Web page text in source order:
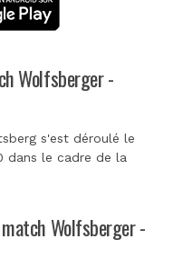
Wolfsberger -
s'est déroulé le
dans le cadre de la
Wolfsberger -